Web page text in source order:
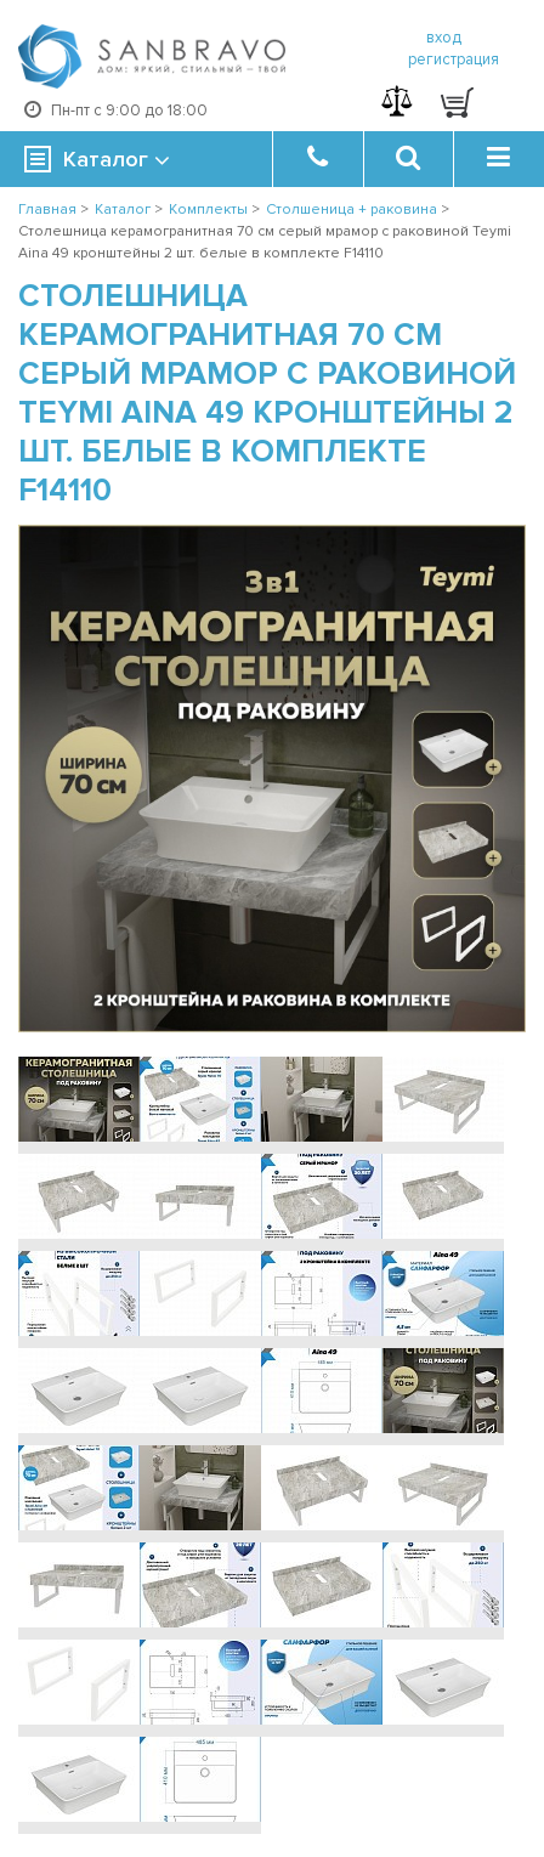
Пн-пт с 9:00 до 18:00
вход
регистрация
Каталог
Главная > Каталог > Комплекты > Столшеница + раковина >
Столешница керамогранитная 70 см серый мрамор с раковиной Teymi
Aina 49 кронштейны 2 шт. белые в комплекте F14110
СТОЛЕШНИЦА
КЕРАМОГРАНИТНАЯ 70 СМ
СЕРЫЙ МРАМОР С РАКОВИНОЙ
TEYMI AINA 49 КРОНШТЕЙНЫ 2
ШТ. БЕЛЫЕ В КОМПЛЕКТЕ
F14110